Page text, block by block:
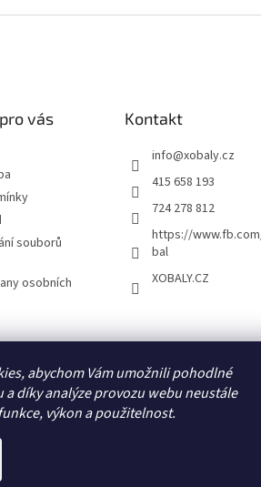
abychom Vám umožnili pohodlné
díky analýze provozu webu neustále
výkon a použitelnost.
vás
souborů
osobních
Kontakt
info@xobaly.cz
415 658 193
724 278 812
https://
bal
XOBALY.CZ
FLEXOBAL KATRIN